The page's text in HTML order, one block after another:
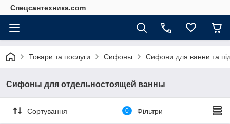
Спецсантехника.com
Товари та послуги Сифоны Сифони для ванни та
Сифоны для отдельностоящей ванны
Сортування 0 Фільтри